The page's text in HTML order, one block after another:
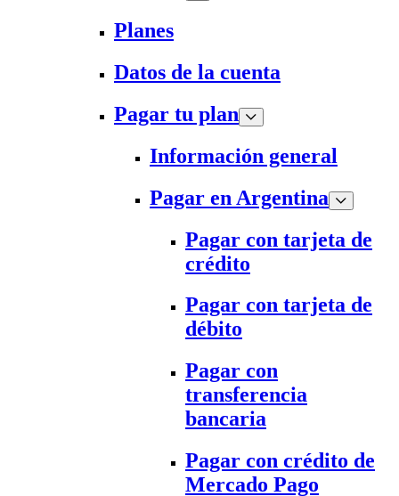
Planes
Datos de la cuenta
Pagar tu plan
Información general
Pagar en Argentina
Pagar con tarjeta de
crédito
Pagar con tarjeta de
débito
Pagar con
transferencia
bancaria
Pagar con crédito de
Mercado Pago